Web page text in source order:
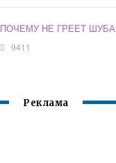
ПОЧЕМУ НЕ ГРЕЕТ ШУБА
9411
Реклама